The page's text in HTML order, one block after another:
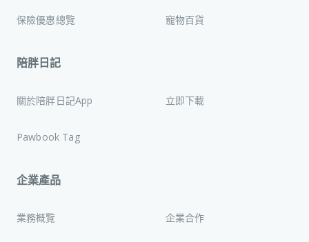
保險優惠總覽 寵物百貨
陪胖日記
關於陪胖日記App 立即下載
Pawbook Tag
企業產品
業務概覽 企業合作